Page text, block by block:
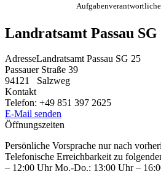
Landratsamt Passau SG
AdresseLandratsamt Passau SG 25
Passauer Straße 39
94121
Salzweg
Kontakt
Telefon: +49 851 397 2625
E-Mail senden
Öffnungszeiten
Persönliche Vorsprache nur nach
Telefonische Erreichbarkeit zu
– 12:00 Uhr Mo.-Do.: 13:00 Uhr –